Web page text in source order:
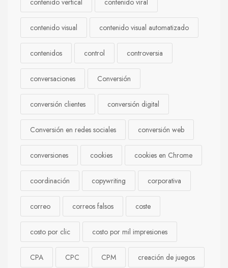
contenido vertical contenido viral
contenido visual contenido visual automatizado
contenidos control controversia
conversaciones Conversión
conversión clientes conversión digital
Conversión en redes sociales conversión web
conversiones cookies cookies en Chrome
coordinación copywriting corporativa
correo correos falsos coste
costo por clic costo por mil impresiones
CPA CPC CPM creación de juegos